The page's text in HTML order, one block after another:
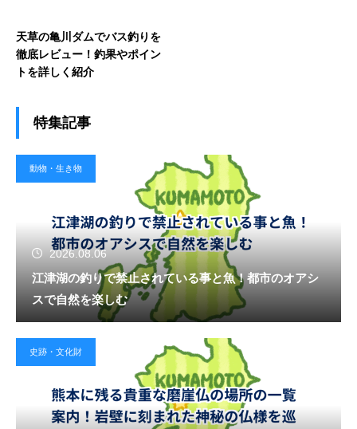
天草の亀川ダムでバス釣りを
徹底レビュー！釣果やポイン
トを詳しく紹介
特集記事
動物・生き物
2026.08.06
江津湖の釣りで禁止されている事と魚！都市のオアシ
スで自然を楽しむ
史跡・文化財